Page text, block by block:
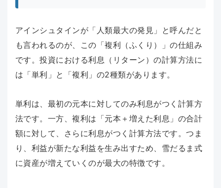
アインシュタインが「人類最大の発見」と呼んだと
も言われるのが、この「複利（ふくり）」の仕組み
です。投資における利息（リターン）の計算方法に
は「単利」と「複利」の2種類があります。
単利は、最初の元本に対してのみ利息がつく計算方
法です。一方、複利は「元本＋増えた利息」の合計
額に対して、さらに利息がつく計算方法です。つま
り、利益が新たな利益を生み出すため、雪だるま式
に資産が増えていくのが最大の特徴です。